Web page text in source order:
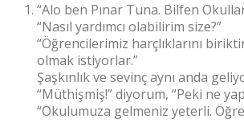
“Alo ben Pınar Tuna. Bilfen
“Nasıl yardımcı olabilirim size?”
“Öğrencilerimiz harçlıklarını
olmak istiyorlar.”
Şaşkınlık ve sevinç aynı anda
“Müthişmiş!” diyorum, “Peki ne
“Okulumuza gelmeniz yeterli.